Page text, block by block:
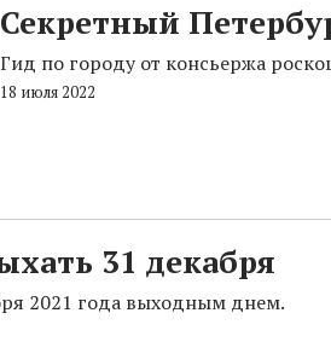
Секретный
Гид по городу от консьержа
18 июля 2022
31 декабря
2021 года выходным днем.